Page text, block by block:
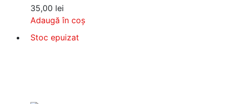
35,00 lei
Adaugă în coș
Stoc epuizat